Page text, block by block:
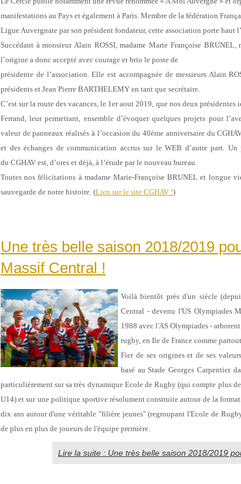
manifestations au Pays et également à Paris. Membre de la fédération
Ligue Auvergnate parson président fondateur, cette association porte haut
Succédant à monsieur Alain ROSSI, madame Marie Françoise BRUNEL,
l’origine a donc accepté avec courage et brio le poste de
présidente de l’association. Elle est accompagnée de messieurs Alain
présidents et Jean Pierre BARTHELEMY en tant que secrétaire.
C’est sur la route des vacances, le 1er aout 2019, que nos deux
Ferrand, leur permettant, ensemble d’évoquer quelques projets pour
valeur de panneaux réalisés à l’occasion du40ème anniversaire du
et des échanges decommunication accrus sur le WEB d’autre part.
du CGHAV est, d’ores et déjà, à l’étude par le nouveau bureau.
Toutes nos félicitations à madame Marie-Françoise BRUNEL et longue
sauvegarde de notre histoire. (Lien sur le site CGHAV !)
Une très belle saison 2018/2019
Massif Central !
Voilà bientôt près d'un siècle
Central - devenu l'US Olympiades
1988 avec l'AS Olympiades -
rugby, en Ile de France comme
Fier de ses origines et de ses
basé au Stade Georges Carpentier
particulièrement sur sa très dynamique Ecole de Rugby (qui compte plus
U14) et sur une politique sportive résolument construite autour de la
dix ans autour d'une véritable "filière jeunes" (regroupant l'Ecole de
de plus en plus de joueurs de l'équipe première.
Lire la suite : Une très belle saison 2018/2019